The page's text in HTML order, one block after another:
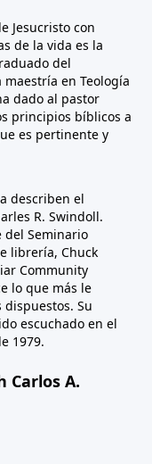
Jesucristo con
de la vida es la
del
en Teología
dado al pastor
principios bíblicos a
es pertinente y
describen el
R. Swindoll.
Seminario
librería, Chuck
Community
lo que más le
Su
escuchado en el
1979.
Carlos A.